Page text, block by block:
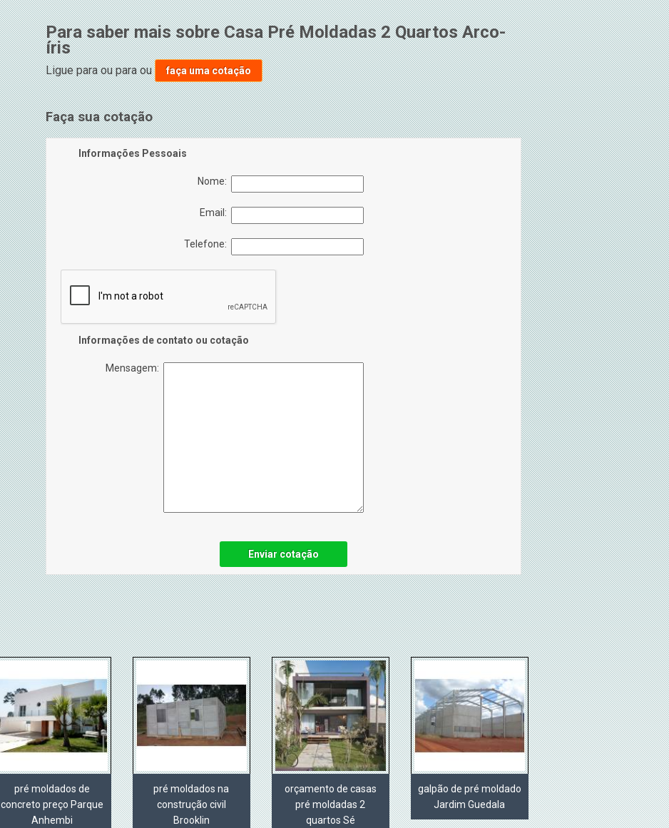
Para saber mais sobre Casa Pré Moldadas 2 Quartos Arco-
íris
Ligue paraou paraou faça uma cotação
Faça sua cotação
Informações Pessoais
Nome:
Email:
Telefone:
Informações de contato ou cotação
Mensagem:
Enviar cotação
pré moldados de
concreto preço Parque
Anhembi
pré moldados na
construção civil
Brooklin
orçamento de casas
pré moldadas 2
quartos Sé
galpão de pré moldado
Jardim Guedala